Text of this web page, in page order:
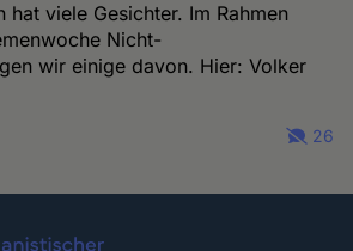
hat viele Gesichter. Im Rahmen
Nicht-
wir einige davon. Hier: Volker
26